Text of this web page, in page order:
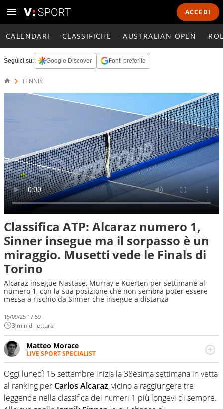
ACCEDI
CALENDARI CLASSIFICHE AUSTRALIAN OPEN
Seguici su: Google Discover Fonti preferite
TENNIS
Classifica ATP: Alcaraz numero 1,
Sinner insegue ma il sorpasso è un
miraggio. Musetti vede le Finals di
Torino
Alcaraz insegue Nastase, Murray e Kuerten per settimane al
numero 1, con la sua posizione che non sembra poter essere
messa a rischio da Sinner che insegue a distanza
15/09/25 17:59
3 min di lettura
Matteo Morace
LIVE SPORT SPECIALIST
La multimedialità quale approccio personale e
professionale. Ama raccontare lo sport focalizzando ogni
attenzione sul tempo reale: la verità della dirette non
sono opinioni ma fatti
Oggi lunedì 15 settembre inizia la 38esima settimana in vetta
al ranking per Carlos Alcaraz, vicino a raggiungere tre
leggende nella classifica dei numeri 1 più longevi di sempre.